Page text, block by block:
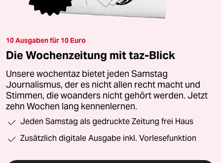
10 Ausgaben für 10 Euro
Die Wochenzeitung mit taz-Blick
Unsere wochentaz bietet jeden Samstag
Journalismus, der es nicht allen recht macht und
Stimmen, die woanders nicht gehört werden. Jetzt
zehn Wochen lang kennenlernen.
Jeden Samstag als gedruckte Zeitung frei Haus
Zusätzlich digitale Ausgabe inkl. Vorlesefunktion